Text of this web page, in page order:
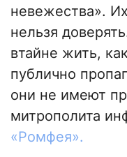
невежества».
нельзя
втайне жить,
публично
они не имеют
митрополита
«Ромфея».